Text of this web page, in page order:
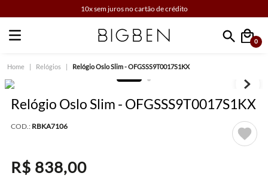
10x sem juros no cartão de crédito
Faça sua busca
0
Relógios Relógio Oslo Slim - OFGSSS9T0017S1KX
Relógio Oslo Slim - OFGSSS9T0017S1KX
COD.: RBKA7106
R$ 838,00